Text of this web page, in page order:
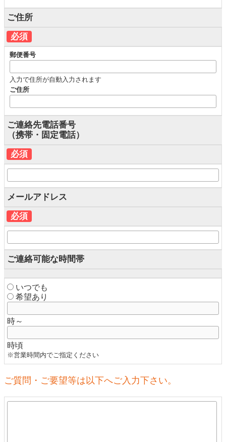
ご住所
必須
郵便番号
入力で住所が自動入力されます
ご住所
ご連絡先電話番号
（携帯・固定電話）
必須
メールアドレス
必須
ご連絡可能な時間帯
いつでも
希望あり
時～
時頃
※営業時間内でご指定ください
ご質問・ご要望等は以下へご入力下さい。